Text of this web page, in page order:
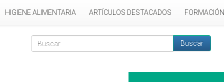
HIGIENE ALIMENTARIA ARTÍCULOS DESTACADOS FORMACIÓN
Formulario de búsqueda
Buscar